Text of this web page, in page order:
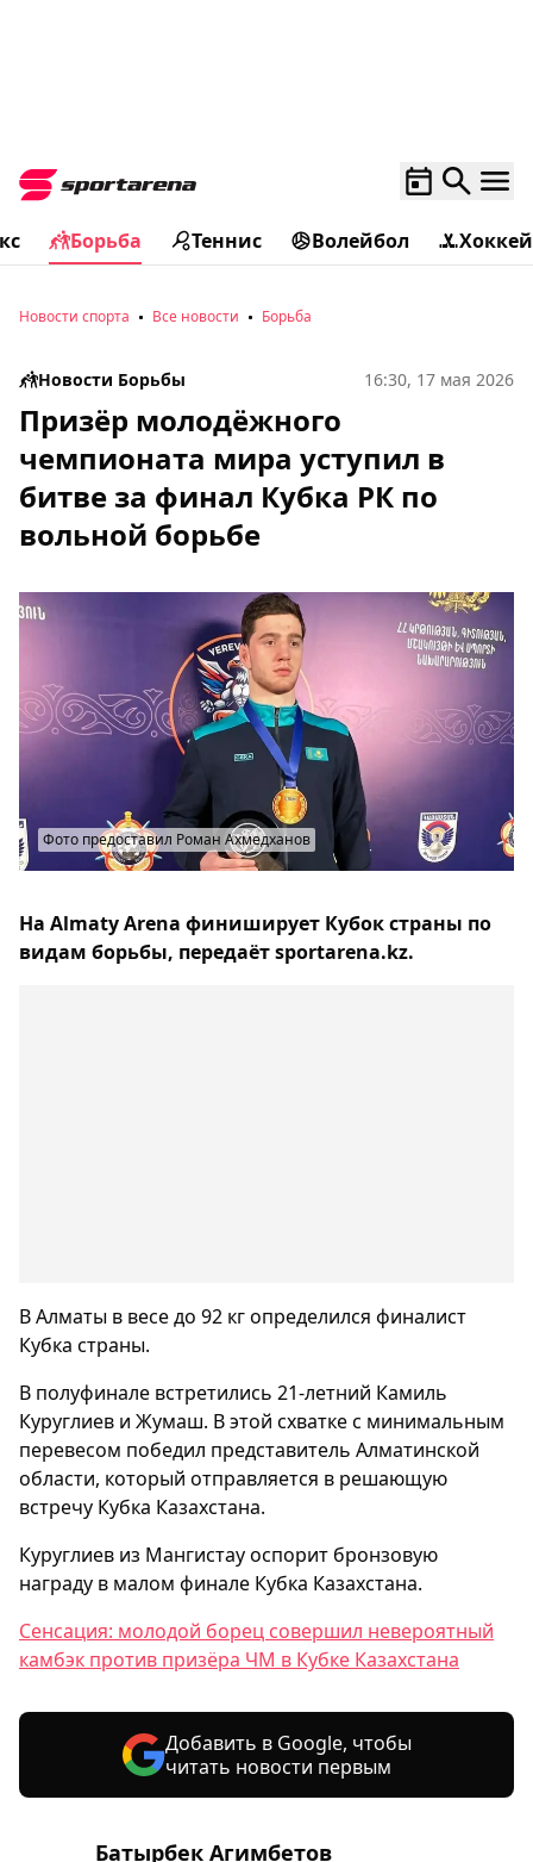
Борьба Теннис Волейбол Хоккей
Новости спорта Все новости Борьба
Новости Борьбы 16:30, 17 мая 2026
Призёр молодёжного
чемпионата мира уступил в
битве за финал Кубка РК по
вольной борьбе
Фото предоставил Роман Ахмедханов
Батырбек Агимбетов
На Almaty Arena финиширует Кубок страны по
видам борьбы, передаёт sportarena.kz.
В Алматы в весе до 92 кг определился финалист
Кубка страны.
В полуфинале встретились 21-летний Камиль
Куруглиев и Жумаш. В этой схватке с минимальным
перевесом победил представитель Алматинской
области, который отправляется в решающую
встречу Кубка Казахстана.
Куруглиев из Мангистау оспорит бронзовую
награду в малом финале Кубка Казахстана.
Сенсация: молодой борец совершил невероятный
камбэк против призёра ЧМ в Кубке Казахстана
Добавить в Google, чтобы
читать новости первым